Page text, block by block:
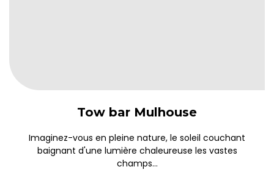
Tow bar Mulhouse
Imaginez-vous en pleine nature, le soleil couchant
baignant d'une lumière chaleureuse les vastes
champs...